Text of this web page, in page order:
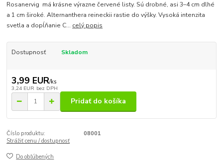
Rosanervig má krásne výrazne červené listy. Sú drobné, asi 3–4 cm dlhé
a 1 cm široké. Alternanthera reineckii rastie do výšky. Vysoká intenzita
svetla a dopĺňanie C... celý popis
Dostupnosť Skladom
3,99 EUR/ks
3,24 EUR bez DPH
Pridať do košíka
Číslo produktu:
08001
Strážiť cenu / dostupnosť
Do obľúbených